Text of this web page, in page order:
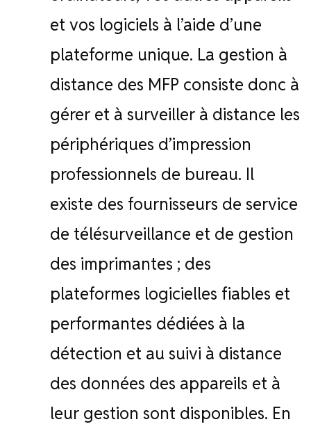
et vos logiciels à l’aide d’une
plateforme unique. La gestion à
distance des MFP consiste donc à
gérer et à surveiller à distance les
périphériques d’impression
professionnels de bureau. Il
existe des fournisseurs de service
de télésurveillance et de gestion
des imprimantes ; des
plateformes logicielles fiables et
performantes dédiées à la
détection et au suivi à distance
des données des appareils et à
leur gestion sont disponibles. En